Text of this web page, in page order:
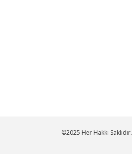
©2025 Her Hakkı Saklıdır.